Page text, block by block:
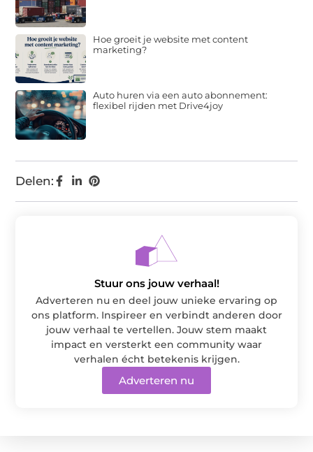
Delen:
Hoe groeit je website met content
marketing?
Auto huren via een auto abonnement:
flexibel rijden met Drive4joy
Stuur ons jouw verhaal!
Adverteren nu en deel jouw unieke ervaring op
ons platform. Inspireer en verbindt anderen door
jouw verhaal te vertellen. Jouw stem maakt
impact en versterkt een community waar
verhalen écht betekenis krijgen.
Adverteren nu